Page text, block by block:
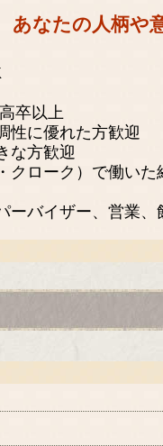
あなたの人柄や
卒以上
性に優れた方歓迎
な方歓迎
クローク）で働い
ーバイザー、営業